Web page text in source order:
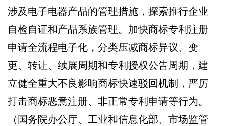
涉及电子电器产品的管理措施，探索推行企业
自检自证和产品系族管理。加快商标专利注册
申请全流程电子化，分类压减商标异议、变
更、转让、续展周期和专利授权公告周期，建
立健全重大不良影响商标快速驳回机制，严厉
打击商标恶意注册、非正常专利申请等行为。
（国务院办公厅、工业和信息化部、市场监管